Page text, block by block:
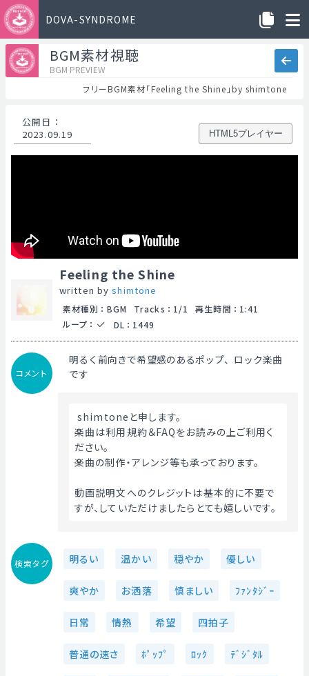
DOVA-SYNDROME
BGM素材視聴
BGM PREVIEW
フリーBGM素材「Feeling the Shine」by shimtone
公開日 ：
2023.09.19
HTML5プレイヤー
Feeling the Shine
written byshimtone
素材種別 ： BGM Tracks ： 1/1 再生時間 ： 1:41
ループ ： DL ： 1449
コメント
明るく前向きで希望感のあるポップ、ロック楽曲
です
shimtoneと申します。
楽曲は利用規約＆FAQをお読みの上ご利用く
ださい。
楽曲の制作・アレンジ等も承っております。
動画説明文へのクレジットは基本的に不要で
すが、していただけましたらとても嬉しいです。
検索タグ 明るい 温かい 穏やか 優しい
爽やか お洒落 慎ましい ﾌｧﾝﾀｼﾞｰ
日常 情熱 希望 四拍子
普通の速さ ﾎﾟｯﾌﾟ ﾛｯｸ ﾃﾞｼﾞﾀﾙ